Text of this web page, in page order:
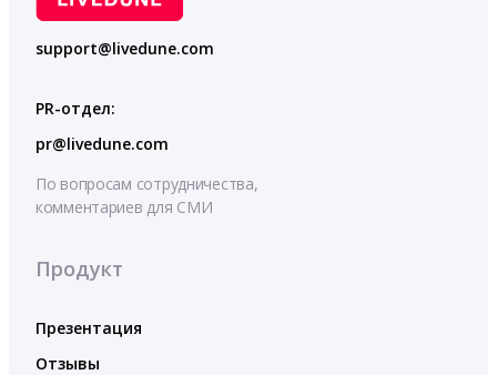
support@livedune.com
PR-отдел:
pr@livedune.com
По вопросам сотрудничества,
комментариев для СМИ
Продукт
Презентация
Отзывы